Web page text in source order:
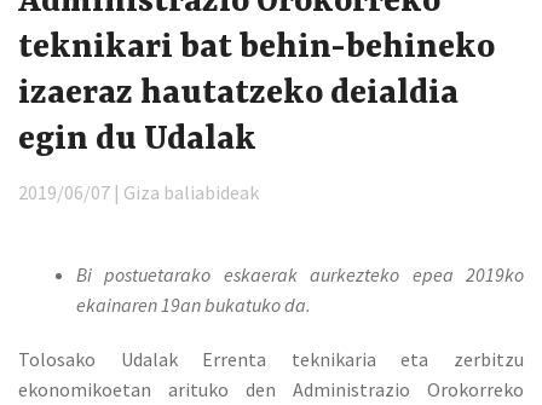
teknikari bat behin-behineko
izaeraz hautatzeko deialdia
egin du Udalak
2019/06/07 | Giza baliabideak
Bi postuetarako eskaerak aurkezteko epea 2019ko
ekainaren 19an bukatuko da.
Tolosako Udalak Errenta teknikaria eta zerbitzu
ekonomikoetan arituko den Administrazio Orokorreko